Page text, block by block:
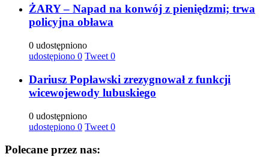
ŻARY – Napad na konwój z pieniędzmi; trwa
policyjna obława
0 udostępniono
udostępiono 0 Tweet 0
Dariusz Popławski zrezygnował z funkcji
wicewojewody lubuskiego
0 udostępniono
udostępiono 0 Tweet 0
Polecane przez nas: